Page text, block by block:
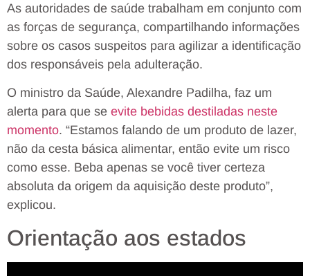
As autoridades de saúde trabalham em conjunto com
as forças de segurança, compartilhando informações
sobre os casos suspeitos para agilizar a identificação
dos responsáveis pela adulteração.
O ministro da Saúde, Alexandre Padilha, faz um
alerta para que se evite bebidas destiladas neste
momento. “Estamos falando de um produto de lazer,
não da cesta básica alimentar, então evite um risco
como esse. Beba apenas se você tiver certeza
absoluta da origem da aquisição deste produto”,
explicou.
Orientação aos estados